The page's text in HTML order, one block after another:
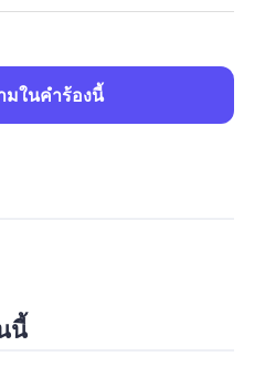
amennyiben
és
és egyszerű
jogosult legyen a
มในคำร้องนี้
นี้